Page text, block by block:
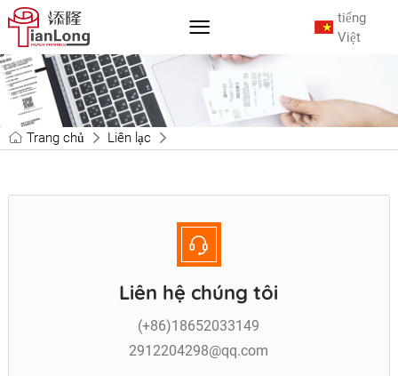
tiếng
Việt
Trang chủ Liên lạc
Liên hệ chúng tôi
(+86)18652033149
2912204298@qq.com